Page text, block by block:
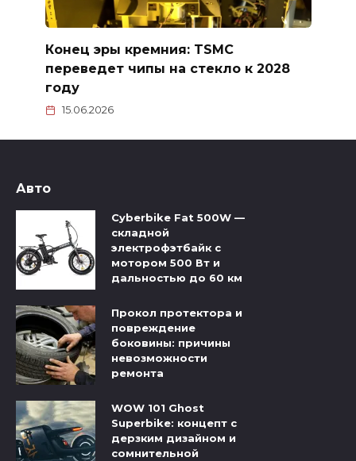
Конец эры кремния: TSMC
переведет чипы на стекло к 2028
году
15.06.2026
Авто
Cyberbike Fat 500W —
складной
электрофэтбайк с
мотором 500 Вт и
дальностью до 60 км
Прокол протектора и
повреждение
боковины: причины
невозможности
ремонта
WOW 101 Ghost
Superbike: концепт с
дерзким дизайном и
сомнительной